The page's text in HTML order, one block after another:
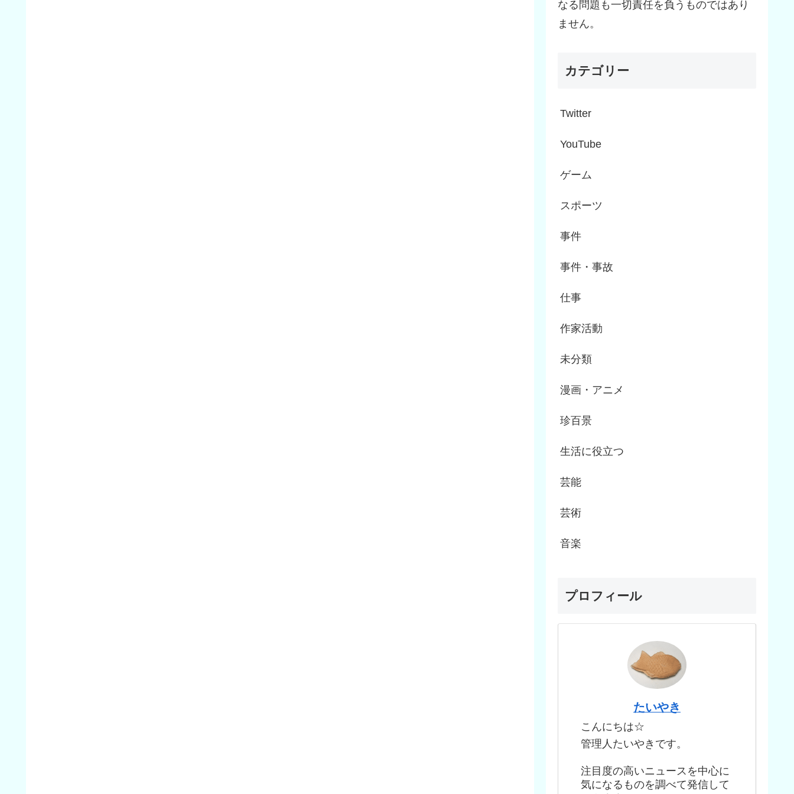
なる問題も一切責任を負うものではあり
ません。
カテゴリー
Twitter
YouTube
ゲーム
スポーツ
事件
事件・事故
仕事
作家活動
未分類
漫画・アニメ
珍百景
生活に役立つ
芸能
芸術
音楽
プロフィール
たいやき
こんにちは☆
管理人たいやきです。
注目度の高いニュースを中心に
気になるものを調べて発信して